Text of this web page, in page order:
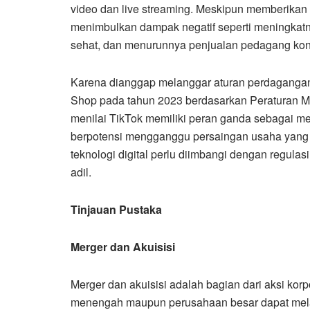
video dan live streaming. Meskipun
menimbulkan dampak negatif seperti
sehat, dan menurunnya penjualan pedagang
Karena dianggap melanggar aturan
Shop pada tahun 2023 berdasarkan Peraturan
menilai TikTok memiliki peran ganda sebagai
berpotensi mengganggu persaingan usaha
teknologi digital perlu diimbangi dengan
adil.
Tinjauan Pustaka
Merger dan Akuisisi
Merger dan akuisisi adalah bagian dari aksi
menengah maupun perusahaan besar dapat